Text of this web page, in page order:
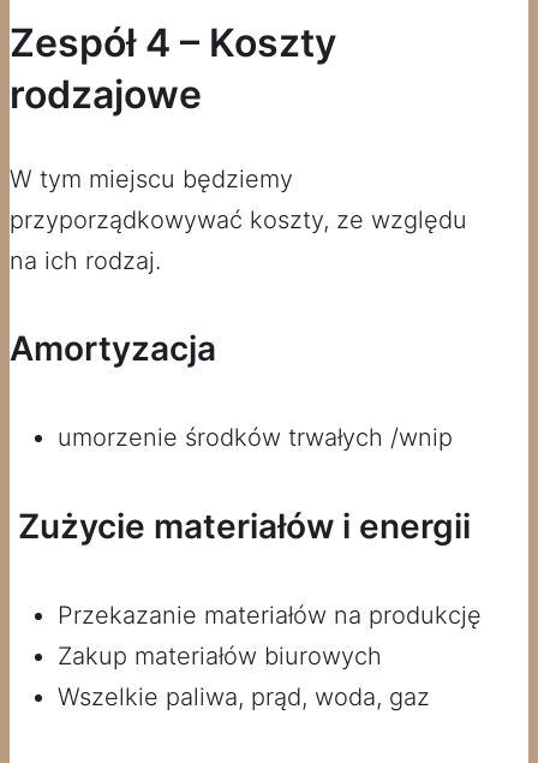
Zespół 4 – Koszty
rodzajowe
W tym miejscu będziemy
przyporządkowywać koszty, ze względu
na ich rodzaj.
Amortyzacja
umorzenie środków trwałych /wnip
Zużycie materiałów i energii
Przekazanie materiałów na produkcję
Zakup materiałów biurowych
Wszelkie paliwa, prąd, woda, gaz